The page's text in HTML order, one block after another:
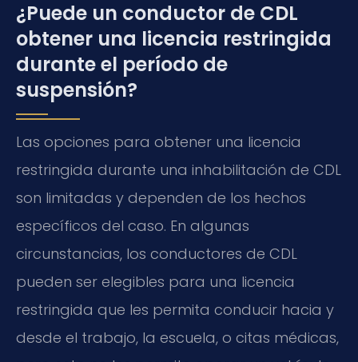
¿Puede un conductor de CDL
obtener una licencia restringida
durante el período de
suspensión?
Las opciones para obtener una licencia
restringida durante una inhabilitación de CDL
son limitadas y dependen de los hechos
específicos del caso. En algunas
circunstancias, los conductores de CDL
pueden ser elegibles para una licencia
restringida que les permita conducir hacia y
desde el trabajo, la escuela, o citas médicas,